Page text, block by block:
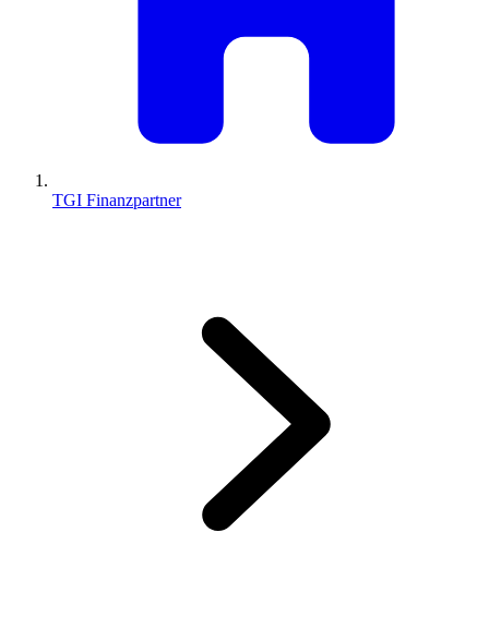
TGI Finanzpartner